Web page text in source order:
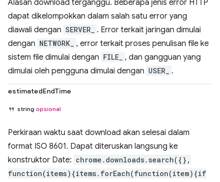
Alasan download terganggu. Beberapa jenis error HTTP
dapat dikelompokkan dalam salah satu error yang
diawali dengan SERVER_
. Error terkait jaringan dimulai
dengan NETWORK_
, error terkait proses penulisan file ke
sistem file dimulai dengan FILE_
, dan gangguan yang
dimulai oleh pengguna dimulai dengan USER_ .
estimatedEndTime
string opsional
Perkiraan waktu saat download akan selesai dalam
format ISO 8601. Dapat diteruskan langsung ke
konstruktor Date: chrome.downloads.search({},
function(items){items.forEach(function(item){if